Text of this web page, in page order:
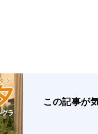
この記事が